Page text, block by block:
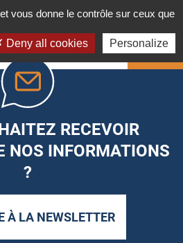
HAUT
RECEVOIR
NOS INFORMATIONS
?
À LA NEWSLETTER
vous donne le contrôle sur ceux que
Deny all cookies Personalize